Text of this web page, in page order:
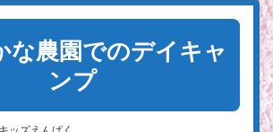
な農園でのデイキャ
ンプ